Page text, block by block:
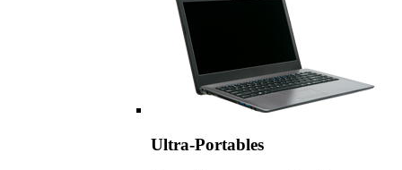
Ultra-Portables